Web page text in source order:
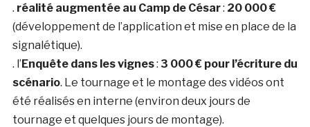
. réalité augmentée au Camp de César: 20 000 €
(développement de l’application et mise en place de la
signalétique).
. l’Enquête dans les vignes: 3 000 € pour l’écriture du
scénario. Le tournage et le montage des vidéos ont
été réalisés en interne (environ deux jours de
tournage et quelques jours de montage).